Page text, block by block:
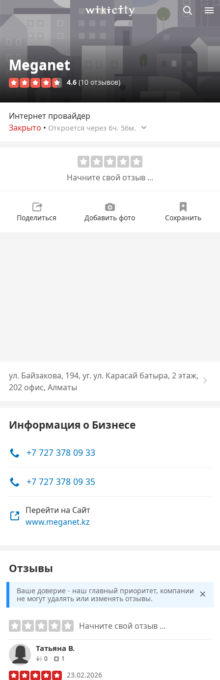
Викисити
Meganet
4.6 (10 отзывов)
Интернет провайдер
Закрыто • Откроется через 6ч. 56м.
Начните свой отзыв ...
Поделиться Добавить фото Сохранить
ул. Байзакова, 194, уг. ул. Карасай батыра, 2 этаж,
202 офис, Алматы
Информация о Бизнесе
+7 727 378 09 33
+7 727 378 09 35
Перейти на Сайт
www.meganet.kz
Отзывы
Ваше доверие - наш главный приоритет, компании
не могут удалять или изменять отзывы.
×
Начните свой отзыв ...
Татьяна В.
0друзей1
23.02.2026